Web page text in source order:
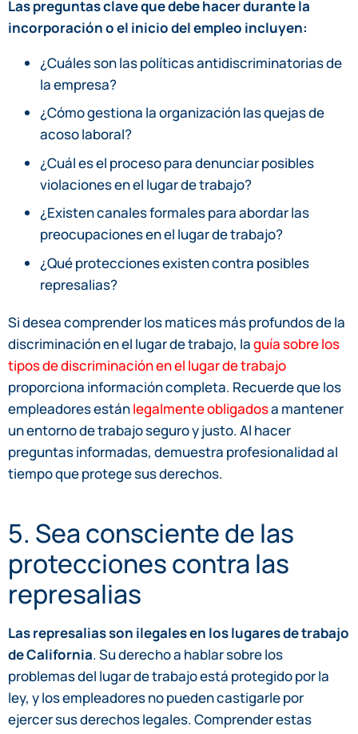
Las preguntas clave que debe hacer durante la
incorporación o el inicio del empleo incluyen:
¿Cuáles son las políticas antidiscriminatorias de
la empresa?
¿Cómo gestiona la organización las quejas de
acoso laboral?
¿Cuál es el proceso para denunciar posibles
violaciones en el lugar de trabajo?
¿Existen canales formales para abordar las
preocupaciones en el lugar de trabajo?
¿Qué protecciones existen contra posibles
represalias?
Si desea comprender los matices más profundos de la
discriminación en el lugar de trabajo, laguía sobre los
tipos de discriminación en el lugar de trabajo
proporciona información completa. Recuerde que los
empleadores estánlegalmente obligadosa mantener
un entorno de trabajo seguro y justo. Al hacer
preguntas informadas, demuestra profesionalidad al
tiempo que protege sus derechos.
5. Sea consciente de las
protecciones contra las
represalias
Las represalias son ilegales en los lugares de trabajo
de California. Su derecho a hablar sobre los
problemas del lugar de trabajo está protegido por la
ley, y los empleadores no pueden castigarle por
ejercer sus derechos legales. Comprender estas